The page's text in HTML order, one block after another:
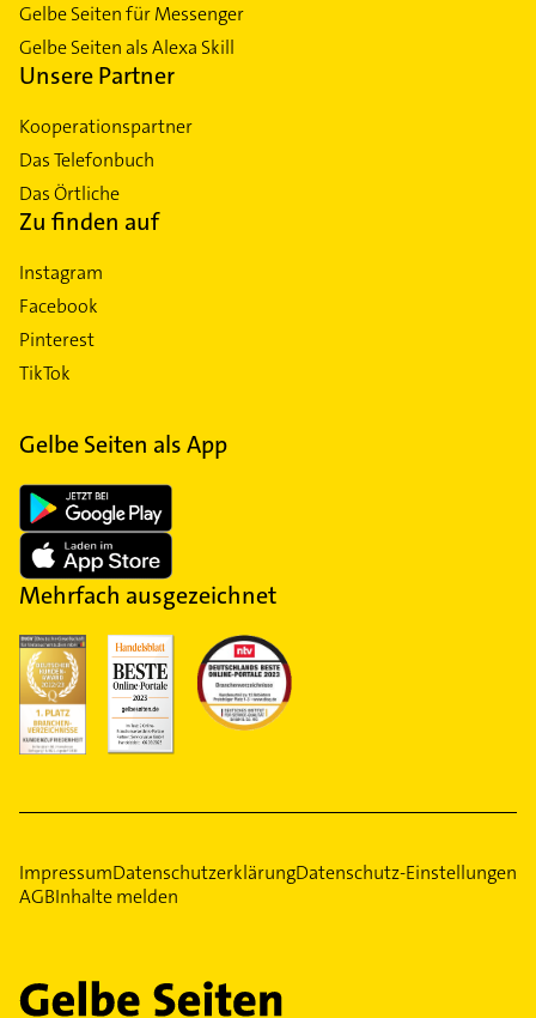
Gelbe Seiten für Messenger
Gelbe Seiten als Alexa Skill
Unsere Partner
Kooperationspartner
Das Telefonbuch
Das Örtliche
Zu finden auf
Instagram
Facebook
Pinterest
TikTok
Gelbe Seiten als App
Mehrfach ausgezeichnet
ImpressumDatenschutzerklärungDatenschutz-Einstellungen
AGBInhalte melden